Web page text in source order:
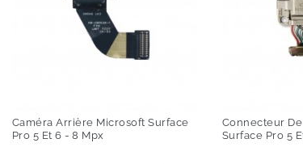
Caméra Arrière Microsoft Surface
Pro 5 Et 6 - 8 Mpx
Connecteur
Surface Pro 5